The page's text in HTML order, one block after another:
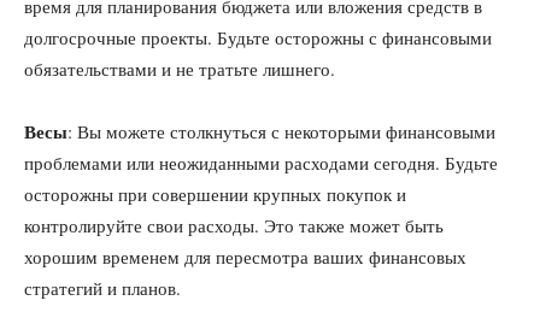
время для планирования бюджета или вложения средств в
долгосрочные проекты. Будьте осторожны с финансовыми
обязательствами и не тратьте лишнего.
Весы: Вы можете столкнуться с некоторыми финансовыми
проблемами или неожиданными расходами сегодня. Будьте
осторожны при совершении крупных покупок и
контролируйте свои расходы. Это также может быть
хорошим временем для пересмотра ваших финансовых
стратегий и планов.